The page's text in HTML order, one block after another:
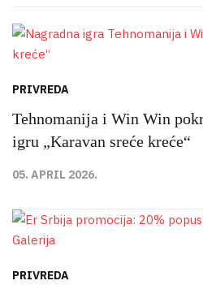
PRIVREDA
Tehnomanija i Win Win
igru „Karavan sreće kreće“
05. APRIL 2026.
PRIVREDA